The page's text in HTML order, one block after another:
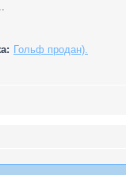
Гольф продан).